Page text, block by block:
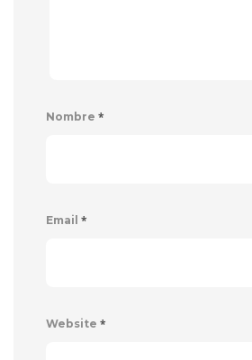
Nombre *
Email *
Website *